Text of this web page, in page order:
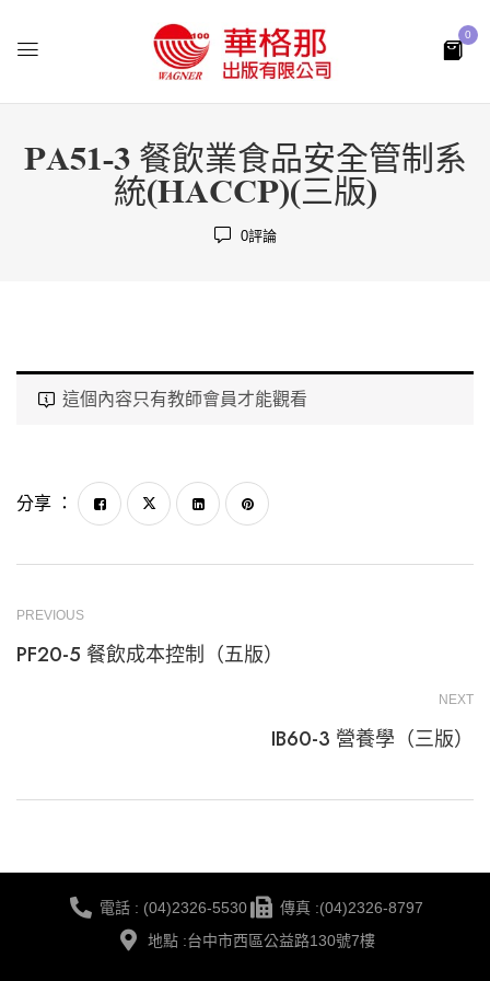
0
PA51-3 餐飲業食品安全管制系
統(HACCP)(三版)
0評論
這個內容只有教師會員才能觀看
分享 ：
PREVIOUS
PF20-5 餐飲成本控制（五版）
NEXT
IB60-3 營養學（三版）
電話 : (04)2326-5530
傳真 :(04)2326-8797
地點 :台中市西區公益路130號7樓